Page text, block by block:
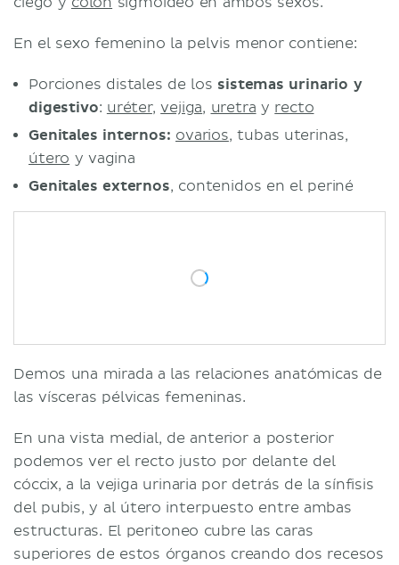
En el sexo femenino la pelvis menor contiene:
Porciones distales de los sistemas urinario y
digestivo: uréter,vejiga, uretra y recto
Genitales internos: ovarios, tubas uterinas,
útero y vagina
Genitales externos, contenidos en el periné
Demos una mirada a las relaciones anatómicas de
las vísceras pélvicas femeninas.
En una vista medial, de anterior a posterior
podemos ver el recto justo por delante del
cóccix, a la vejiga urinaria por detrás de la sínfisis
del pubis, y al útero interpuesto entre ambas
estructuras. El peritoneo cubre las caras
superiores de estos órganos creando dos recesos